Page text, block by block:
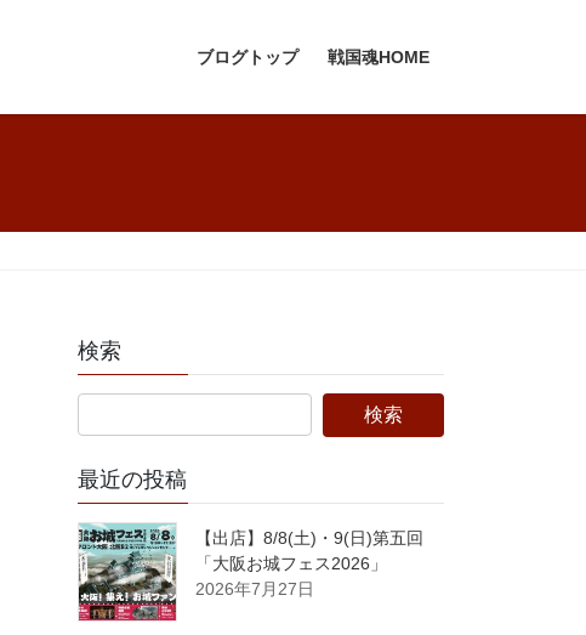
ブログトップ 戦国魂HOME
検索
最近の投稿
【出店】8/8(土)・9(日)第五回
「大阪お城フェス2026」
2026年7月27日